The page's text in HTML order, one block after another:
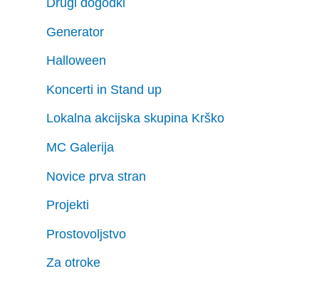
Generator
Halloween
Koncerti in Stand up
Lokalna akcijska skupina Krško
MC Galerija
Novice prva stran
Projekti
Prostovoljstvo
Za otroke